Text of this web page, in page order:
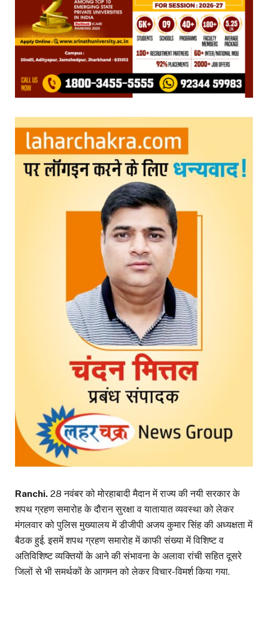
Ranchi. 28 नवंबर को मोरहाबादी मैदान में राज्य की नयी सरकार के
शपथ ग्रहण समारोह के दौरान सुरक्षा व यातायात व्यवस्था को लेकर
मंगलवार को पुलिस मुख्यालय में डीजीपी अजय कुमार सिंह की अध्यक्षता में
बैठक हुई. इसमें शपथ ग्रहण समारोह में काफी संख्या में विशिष्ट व
अतिविशिष्ट व्यक्तियों के आने की संभावना के अलावा रांची सहित दूसरे
जिलों से भी समर्थकों के आगमन को लेकर विचार-विमर्श किया गया.